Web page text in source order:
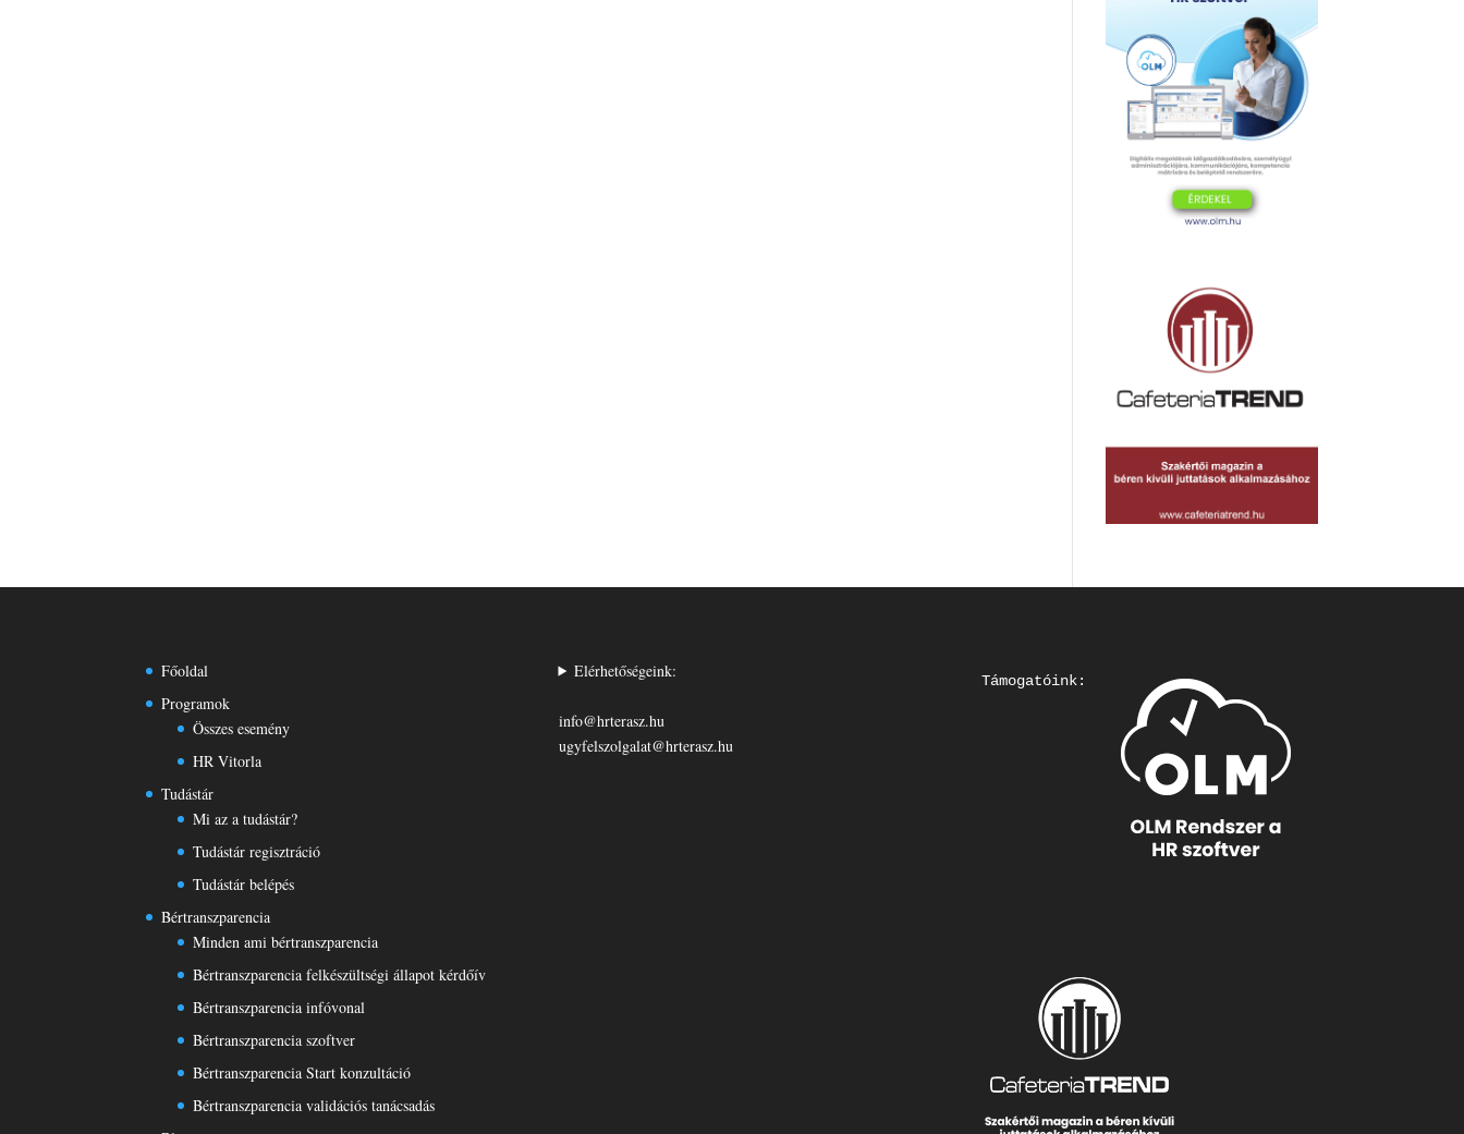
Főoldal
Programok
Összes esemény
HR Vitorla
Tudástár
Mi az a tudástár?
Tudástár regisztráció
Tudástár belépés
Bértranszparencia
Minden ami bértranszparencia
Bértranszparencia felkészültségi állapot kérdőív
Bértranszparencia infóvonal
Bértranszparencia szoftver
Bértranszparencia Start konzultáció
Bértranszparencia validációs tanácsadás
Elérhetőségeink:
info@hrterasz.hu
ugyfelszolgalat@hrterasz.hu
Támogatóink: